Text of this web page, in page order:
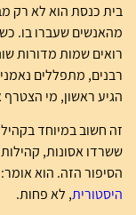
בית כנסת הוא לא רק
רואים שמות מדורות
רבנים, מתפללים
הגיע ראשון, מי
זה חשוב במיוחד
ששרדו אסונות,
הסיפור הזה. הוא
היסטורית, לא פחות.